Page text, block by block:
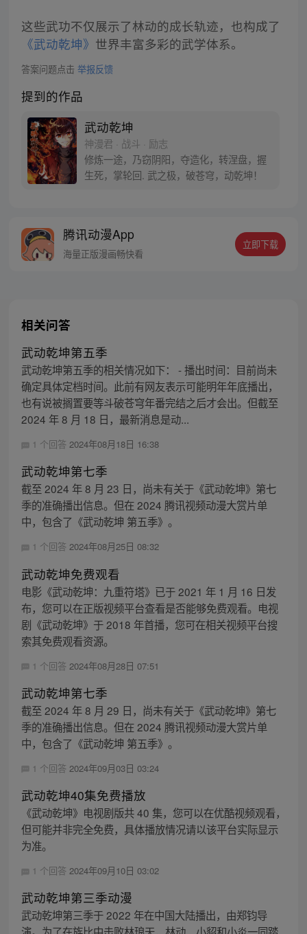
这些武功不仅展示了林动的成长轨迹，也构成了
《武动乾坤》 世界丰富多彩的武学体系。
答案问题点击 举报反馈
提到的作品
武动乾坤
神漫君 · 战斗 · 励志
修炼一途，乃窃阴阳，夺造化，转涅盘，握
生死，掌轮回. 武之极，破苍穹，动乾坤！
腾讯动漫App
海量正版漫画畅快看
立即下载
相关问答
武动乾坤第五季
武动乾坤第五季的相关情况如下： - 播出时间：目前尚未
确定具体定档时间。此前有网友表示可能明年年底播出，
也有说被搁置要等斗破苍穹年番完结之后才会出。但截至
2024 年 8 月 18 日，最新消息是动...
1 个回答 2024年08月18日 16:38
武动乾坤第七季
截至 2024 年 8 月 23 日，尚未有关于《武动乾坤》第七
季的准确播出信息。但在 2024 腾讯视频动漫大赏片单
中，包含了《武动乾坤 第五季》。
1 个回答 2024年08月25日 08:32
武动乾坤免费观看
电影《武动乾坤：九重符塔》已于 2021 年 1 月 16 日发
布，您可以在正版视频平台查看是否能够免费观看。电视
剧《武动乾坤》于 2018 年首播，您可在相关视频平台搜
索其免费观看资源。
1 个回答 2024年08月28日 07:51
武动乾坤第七季
截至 2024 年 8 月 29 日，尚未有关于《武动乾坤》第七
季的准确播出信息。但在 2024 腾讯视频动漫大赏片单
中，包含了《武动乾坤 第五季》。
1 个回答 2024年09月03日 03:24
武动乾坤40集免费播放
《武动乾坤》电视剧版共 40 集，您可以在优酷视频观看，
但可能并非完全免费，具体播放情况请以该平台实际显示
为准。
1 个回答 2024年09月10日 03:02
武动乾坤第三季动漫
武动乾坤第三季于 2022 年在中国大陆播出，由郑钧导